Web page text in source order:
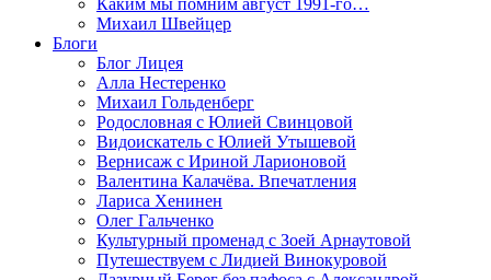
Каким мы помним август 1991-го…
Михаил Швейцер
Блоги
Блог Лицея
Алла Нестеренко
Михаил Гольденберг
Родословная с Юлией Свинцовой
Видоискатель с Юлией Утышевой
Вернисаж с Ириной Ларионовой
Валентина Калачёва. Впечатления
Лариса Хенинен
Олег Гальченко
Культурный променад с Зоей Арнаутовой
Путешествуем с Лидией Винокуровой